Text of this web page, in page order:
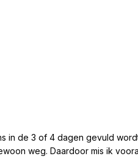
in de 3 of 4 dagen gevuld
weg. Daardoor mis ik